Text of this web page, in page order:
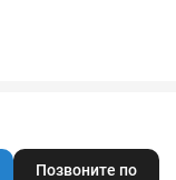
Позвоните по